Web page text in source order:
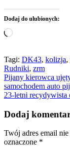
Dodaj do ulubionych:
Wczytywanie…
Tagi: DK43, kolizja,
Rudniki, zrm
Nawigacja
wpisu
Pijany kierowca
samochodem auto
23-letni recydywista
Dodaj
Twój adres email
oznaczone *